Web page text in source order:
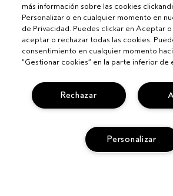
CONVIÉRTETE EN UN SALÓN AVEDA
más información sobre las cookies
Personalizar o en cualquier momento en
de Privacidad. Puedes clickar en Aceptar o
aceptar o rechazar todas las cookies.
consentimiento en cualquier momento
“Gestionar cookies” en la parte inferior de
Rechazar
Personalizar